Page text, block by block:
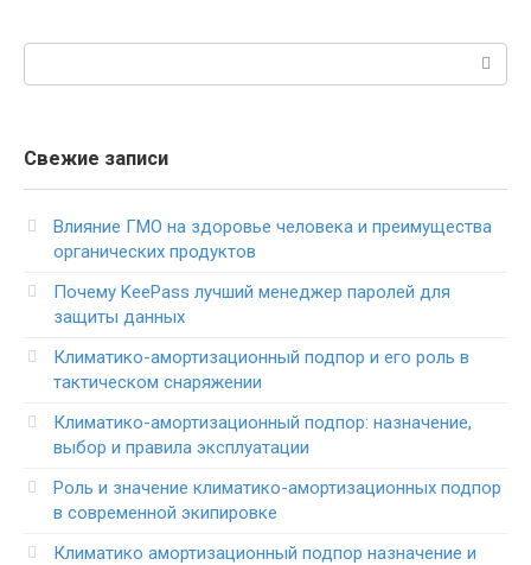
Свежие записи
Влияние ГМО на здоровье человека и преимущества
органических продуктов
Почему KeePass лучший менеджер паролей для
защиты данных
Климатико-амортизационный подпор и его роль в
тактическом снаряжении
Климатико-амортизационный подпор: назначение,
выбор и правила эксплуатации
Роль и значение климатико-амортизационных подпор
в современной экипировке
Климатико амортизационный подпор назначение и